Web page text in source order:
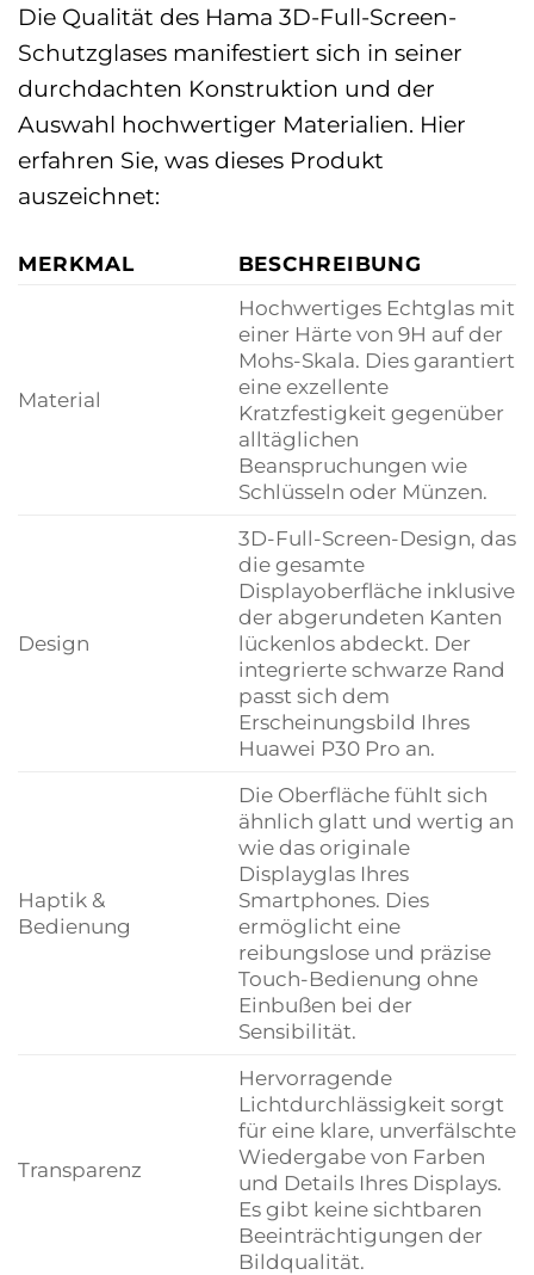
Die Qualität des Hama 3D-Full-Screen-
Schutzglases manifestiert sich in seiner
durchdachten Konstruktion und der
Auswahl hochwertiger Materialien. Hier
erfahren Sie, was dieses Produkt
auszeichnet:
MERKMAL BESCHREIBUNG
Material
Hochwertiges Echtglas mit
einer Härte von 9H auf der
Mohs-Skala. Dies garantiert
eine exzellente
Kratzfestigkeit gegenüber
alltäglichen
Beanspruchungen wie
Schlüsseln oder Münzen.
Design
3D-Full-Screen-Design, das
die gesamte
Displayoberfläche inklusive
der abgerundeten Kanten
lückenlos abdeckt. Der
integrierte schwarze Rand
passt sich dem
Erscheinungsbild Ihres
Huawei P30 Pro an.
Haptik &
Bedienung
Die Oberfläche fühlt sich
ähnlich glatt und wertig an
wie das originale
Displayglas Ihres
Smartphones. Dies
ermöglicht eine
reibungslose und präzise
Touch-Bedienung ohne
Einbußen bei der
Sensibilität.
Transparenz
Hervorragende
Lichtdurchlässigkeit sorgt
für eine klare, unverfälschte
Wiedergabe von Farben
und Details Ihres Displays.
Es gibt keine sichtbaren
Beeinträchtigungen der
Bildqualität.